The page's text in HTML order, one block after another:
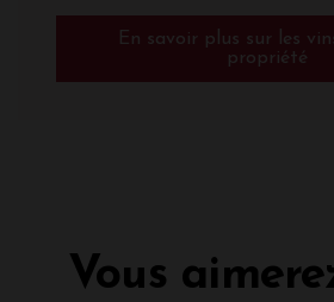
En savoir plus sur les
propriété
Vous